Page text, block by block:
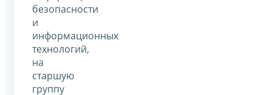
безопасности
и
информационных
технологий,
на
старшую
группу